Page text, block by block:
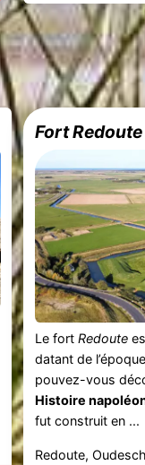
Fort Redoute
Le fort Redoute
datant de
pouvez-vous
Histoire
fut construit en ...
Redoute,